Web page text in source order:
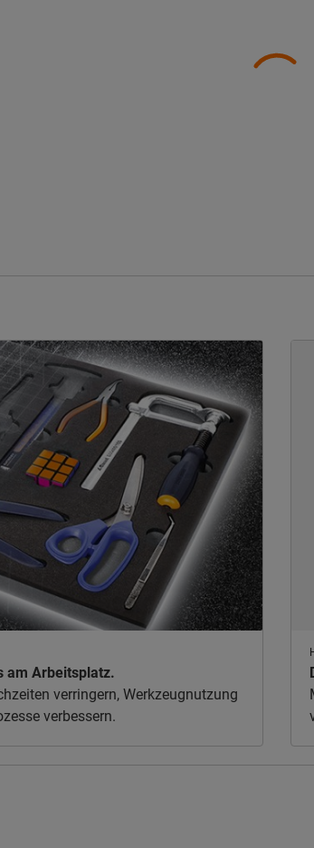
am Arbeitsplatz.
verringern, Werkzeugnutzung
verbessern.